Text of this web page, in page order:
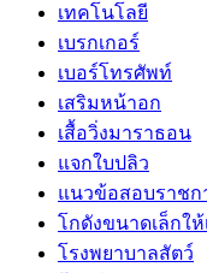
เทคโนโลยี
เบรกเกอร์
เบอร์โทรศัพท์
เสริมหน้าอก
เสื้อวิ่งมาราธอน
แจกใบปลิว
แนวข้อสอบราชก
โกดังขนาดเล็กให้
โรงพยาบาลสัตว์